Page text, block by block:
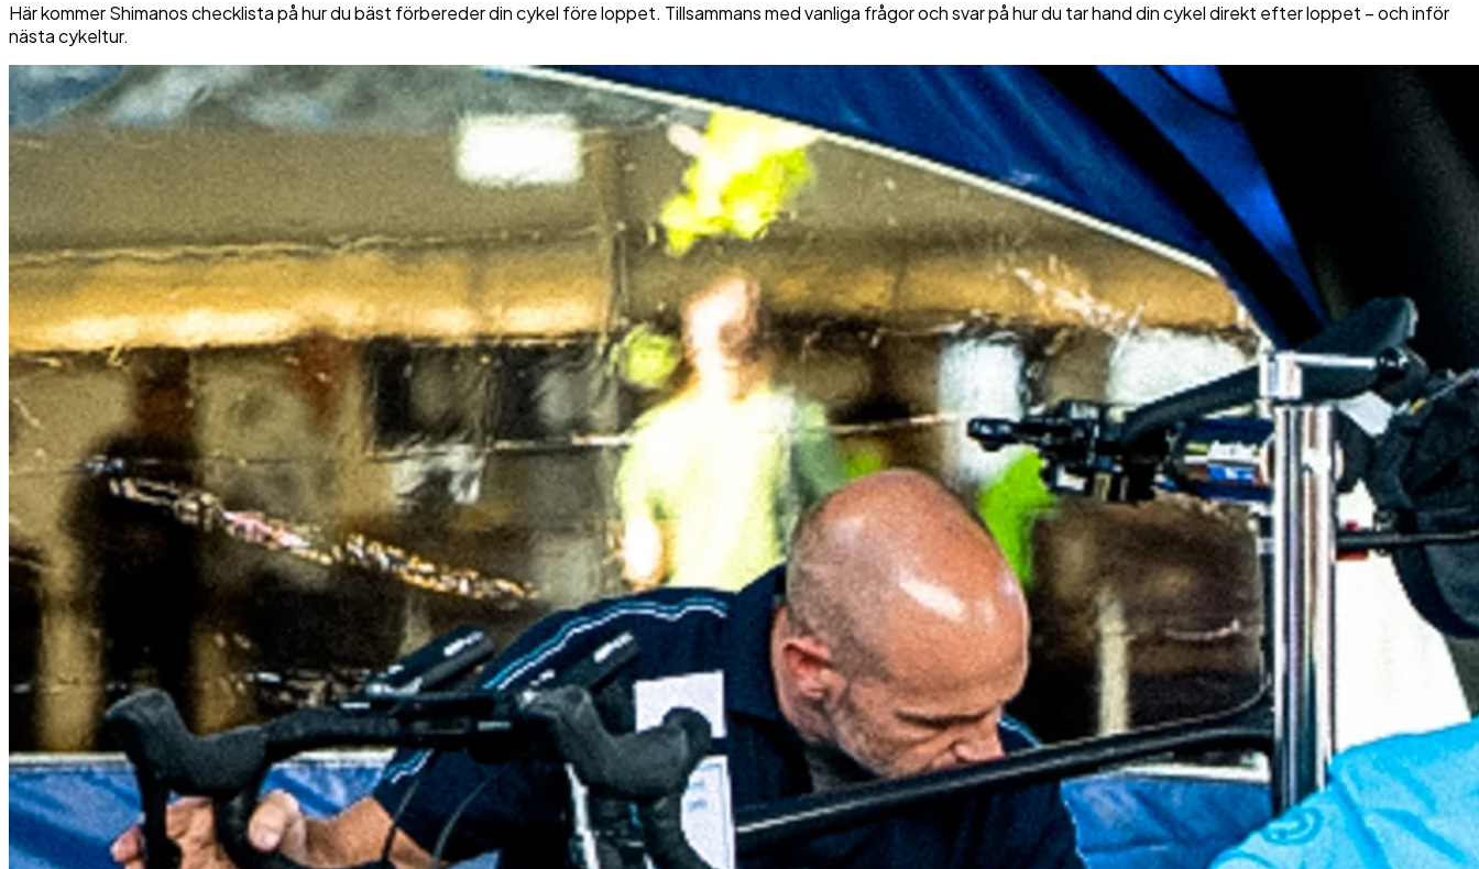
Här kommer Shimanos checklista på hur du bäst förbereder din cykel före loppet. Tillsammans med vanliga frågor och svar på hur du tar hand din cykel direkt efter loppet – och inför
nästa cykeltur.